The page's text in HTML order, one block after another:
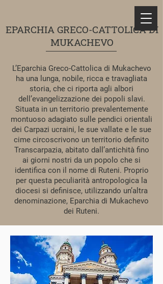
EPARCHIA GRECO-CATTOLICA DI
MUKACHEVO
L’Eparchia Greco-Cattolica di Mukachevo
ha una lunga, nobile, ricca e travagliata
storia, che ci riporta agli albori
dell’evangelizzazione dei popoli slavi.
Situata in un territorio prevalentemente
montuoso adagiato sulle pendici orientali
dei Carpazi ucraini, le sue vallate e le sue
cime circoscrivono un territorio definito
Transcarpazia, abitato dall’antichità fino
ai giorni nostri da un popolo che si
identifica con il nome di Ruteni. Proprio
per questa peculiarità antropologica la
diocesi si definisce, utilizzando un’altra
denominazione, Eparchia di Mukachevo
dei Ruteni.